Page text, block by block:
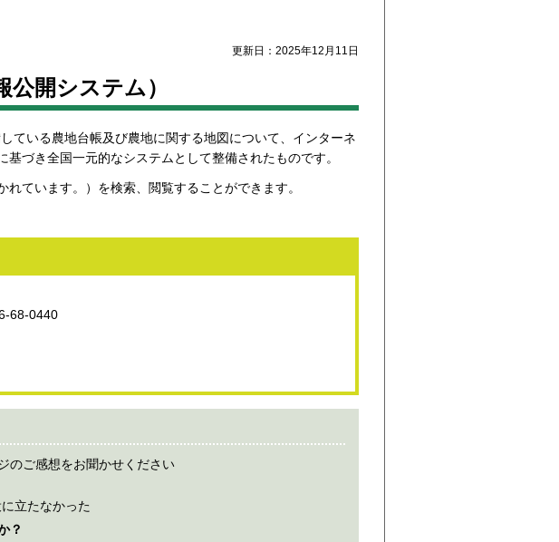
更新日：2025年12月11日
開システム）
ている農地台帳及び農地に関する地図について、インターネ
づき全国一元的なシステムとして整備されたものです。
ています。）を検索、閲覧することができます。
68-0440
のご感想をお聞かせください
立たなかった
？